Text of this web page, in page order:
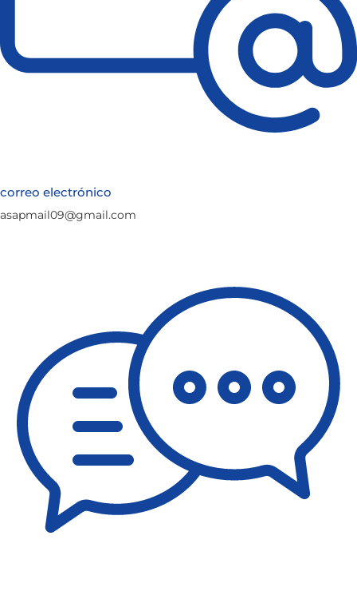
correo electrónico
asapmail09@gmail.com